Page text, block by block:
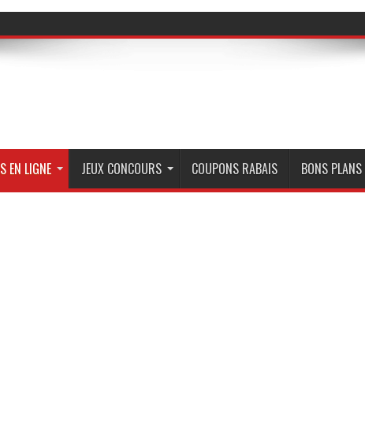
EN LIGNE JEUX CONCOURS COUPONS RABAIS BONS PLANS